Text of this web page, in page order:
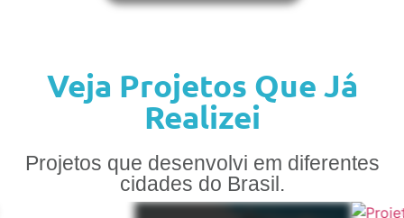
Veja Projetos Que Já
Realizei
Projetos que desenvolvi em diferentes
cidades do Brasil.